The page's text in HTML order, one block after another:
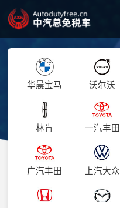
华晨宝马 沃尔沃
林肯 一汽丰田
广汽丰田 上汽大众